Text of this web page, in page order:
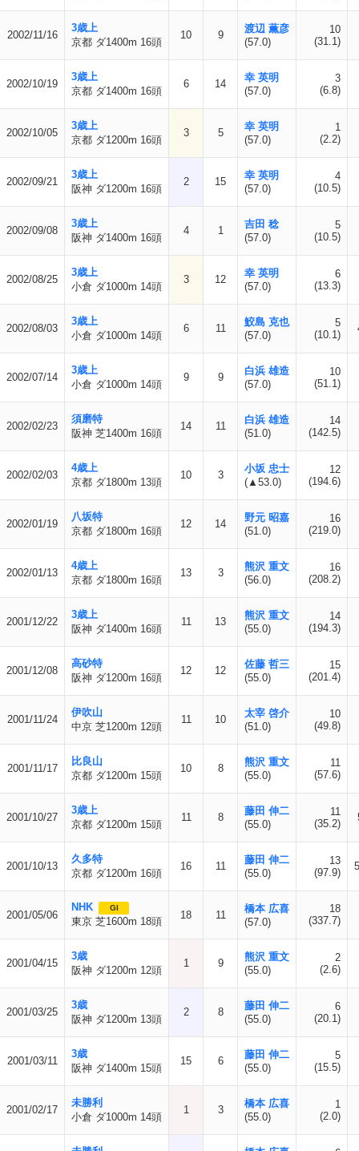
2002/11/16
3歳上
京都 ダ1400m 16頭
10 9
渡辺 薫彦
(57.0)
10
(31.1)
2002/10/19
3歳上
京都 ダ1400m 16頭
6 14
幸 英明
(57.0)
3
(6.8)
2002/10/05
3歳上
京都 ダ1200m 16頭
3 5
幸 英明
(57.0)
1
(2.2)
2002/09/21
3歳上
阪神 ダ1200m 16頭
2 15
幸 英明
(57.0)
4
(10.5)
2002/09/08
3歳上
阪神 ダ1400m 16頭
4 1
吉田 稔
(57.0)
5
(10.5)
2002/08/25
3歳上
小倉 ダ1000m 14頭
3 12
幸 英明
(57.0)
6
(13.3)
2002/08/03
3歳上
小倉 ダ1000m 14頭
6 11
鮫島 克也
(57.0)
5
(10.1)
2002/07/14
3歳上
小倉 ダ1000m 14頭
9 9
白浜 雄造
(57.0)
10
(51.1)
2002/02/23
須磨特
阪神 芝1400m 16頭
14 11
白浜 雄造
(51.0)
14
(142.5)
2002/02/03
4歳上
京都 ダ1800m 13頭
10 3
小坂 忠士
(▲53.0)
12
(194.6)
2002/01/19
八坂特
京都 ダ1800m 16頭
12 14
野元 昭嘉
(51.0)
16
(219.0)
2002/01/13
4歳上
京都 ダ1800m 16頭
13 3
熊沢 重文
(56.0)
16
(208.2)
2001/12/22
3歳上
阪神 ダ1400m 16頭
11 13
熊沢 重文
(55.0)
14
(194.3)
2001/12/08
高砂特
阪神 ダ1200m 16頭
12 12
佐藤 哲三
(55.0)
15
(201.4)
2001/11/24
伊吹山
中京 芝1200m 12頭
11 10
太宰 啓介
(51.0)
10
(49.8)
2001/11/17
比良山
京都 ダ1200m 15頭
10 8
熊沢 重文
(55.0)
11
(57.6)
2001/10/27
3歳上
京都 ダ1200m 15頭
11 8
藤田 伸二
(55.0)
11
(35.2)
2001/10/13
久多特
京都 ダ1200m 16頭
16 11
藤田 伸二
(55.0)
13
(97.9)
2001/05/06
NHK GI
東京 芝1600m 18頭
18 11
橋本 広喜
(57.0)
18
(337.7)
2001/04/15
3歳
阪神 ダ1200m 12頭
1 9
熊沢 重文
(55.0)
2
(2.6)
2001/03/25
3歳
阪神 ダ1200m 13頭
2 8
藤田 伸二
(55.0)
6
(20.1)
2001/03/11
3歳
阪神 ダ1400m 15頭
15 6
藤田 伸二
(55.0)
5
(15.5)
2001/02/17
未勝利
小倉 ダ1000m 14頭
1 3
橋本 広喜
(55.0)
1
(2.0)